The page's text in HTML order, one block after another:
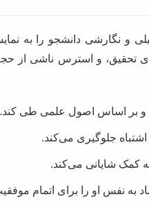
و نگارشی دانشجو را به
تحقیق، و استرس ناشی از
و بر اساس اصول علمی طی کند.
جلوگیری می‌کند.
کمک شایانی می‌کند.
نفس او را برای اتمام